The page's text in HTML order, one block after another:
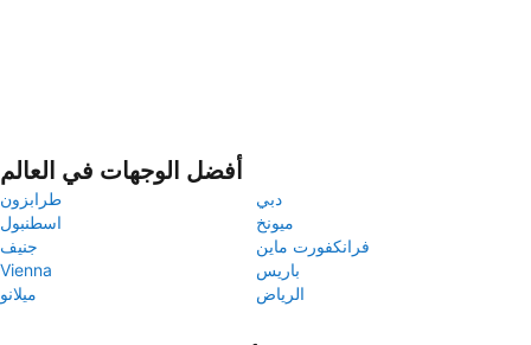
أفضل الوجهات في العالم
طرابزون
دبي
اسطنبول
ميونخ
جنيف
فرانكفورت ماين
Vienna
باريس
ميلانو
الرياض